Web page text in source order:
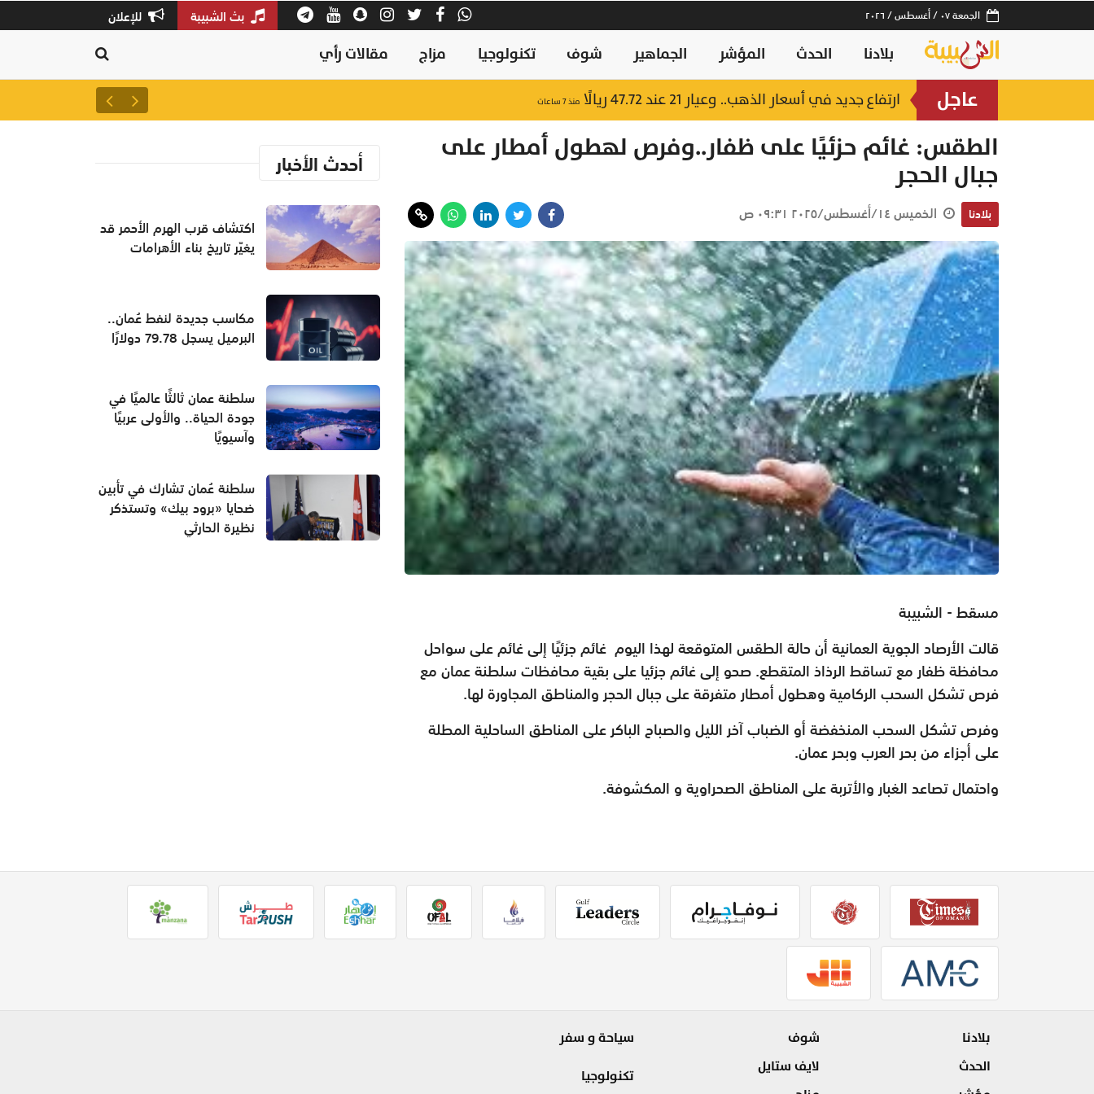
الجمعة ٠٧ / أغسطس / ٢٠٢٦ بث الشبيبة للإعلان
بلادنا الحدث المؤشر الجماهير شوف تكنولوجيا مزاج مقالات رأي
عاجل ارتفاع جديد في أسعار الذهب.. وعيار 21 عند 47.72 ريالًا منذ ٧ ساعات سلطنة عمان ثالثًا عالميًا في
الطقس: غائم حزئيًا على ظفار..وفرص لهطول أمطار على
جبال الحجر
بلادنا الخميس ١٤/أغسطس/٢٠٢٥ ٠٩:٣١ ص
مسقط - الشبيبة
قالت الأرصاد الجوية العمانية أن حالة الطقس المتوقعة لهذا اليوم غائم جزئيًا إلى غائم على سواحل
محافظة ظفار مع تساقط الرذاذ المتقطع. صحو إلى غائم جزئيا على بقية محافظات سلطنة عمان مع
فرص تشكل السحب الركامية وهطول أمطار متفرقة على جبال الحجر والمناطق المجاورة لها.
وفرص تشكل السحب المنخفضة أو الضباب آخر الليل والصباح الباكر على المناطق الساحلية المطلة
على أجزاء من بحر العرب وبحر عمان.
واحتمال تصاعد الغبار والأتربة على المناطق الصحراوية و المكشوفة.
أحدث الأخبار
اكتشاف قرب الهرم الأحمر قد
يغيّر تاريخ بناء الأهرامات
مكاسب جديدة لنفط عُمان..
البرميل يسجل 79.78 دولارًا
سلطنة عمان ثالثًا عالميًا في
جودة الحياة.. والأولى عربيًا
وآسيويًا
سلطنة عُمان تشارك في تأبين
ضحايا «برود بيك» وتستذكر
نظيرة الحارثي
بلادنا
الحدث
شوف
لايف ستايل
سياحة و سفر
تكنولوجيا